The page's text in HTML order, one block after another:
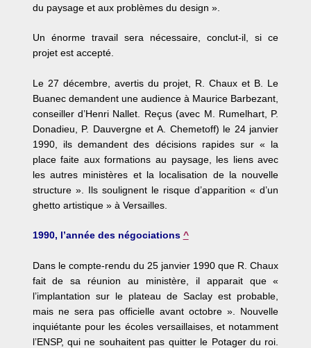
du paysage et aux problèmes du design ».
Un énorme travail sera nécessaire, conclut-il, si ce
projet est accepté.
Le 27 décembre, avertis du projet, R. Chaux et B. Le
Buanec demandent une audience à Maurice Barbezant,
conseiller d’Henri Nallet. Reçus (avec M. Rumelhart, P.
Donadieu, P. Dauvergne et A. Chemetoff) le 24 janvier
1990, ils demandent des décisions rapides sur « la
place faite aux formations au paysage, les liens avec
les autres ministères et la localisation de la nouvelle
structure ». Ils soulignent le risque d’apparition « d’un
ghetto artistique » à Versailles.
1990, l’année des négociations ^
Dans le compte-rendu du 25 janvier 1990 que R. Chaux
fait de sa réunion au ministère, il apparait que «
l’implantation sur le plateau de Saclay est probable,
mais ne sera pas officielle avant octobre ». Nouvelle
inquiétante pour les écoles versaillaises, et notamment
l’ENSP, qui ne souhaitent pas quitter le Potager du roi.